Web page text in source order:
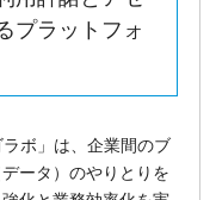
プラットフォ
ボ」は、企業間のブ
ータ）のやりとりを